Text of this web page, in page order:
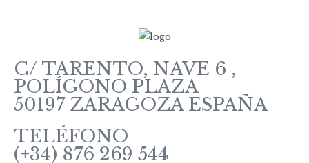
C/ TARENTO, NAVE 6 ,
POLÍGONO PLAZA
50197 ZARAGOZA ESPAÑA
TELÉFONO
(+34) 876 269 544